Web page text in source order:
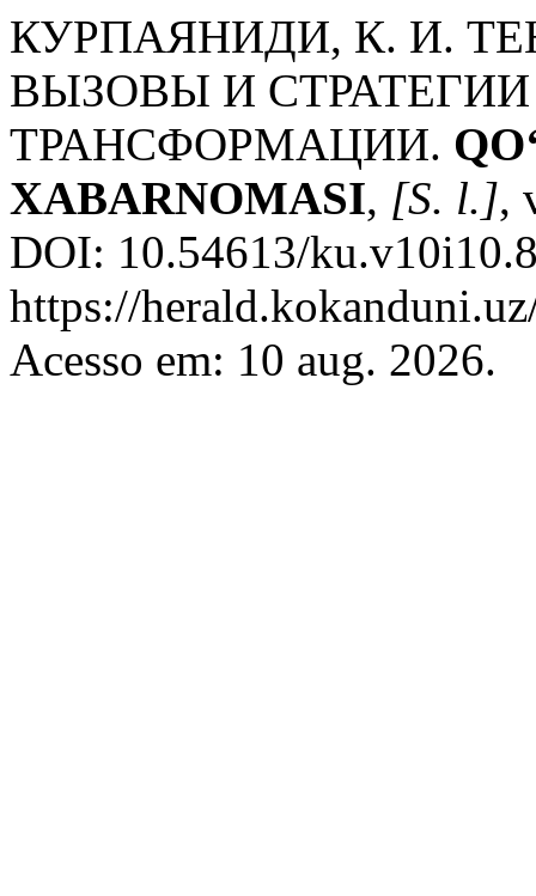
КУРПАЯНИДИ, К. И.
ВЫЗОВЫ И
ТРАНСФОРМАЦИИ.
XABARNOMASI, [S. l.],
DOI: 10.54613/
https://
Acesso em: 10 aug. 2026.